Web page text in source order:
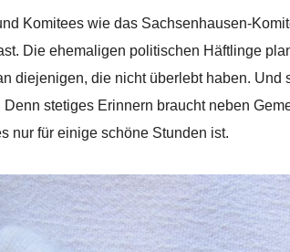
Komitees wie das Sachsenhausen-
Die ehemaligen politischen Häftlinge
diejenigen, die nicht überlebt haben.
stetiges Erinnern braucht neben
nur für einige schöne Stunden ist.